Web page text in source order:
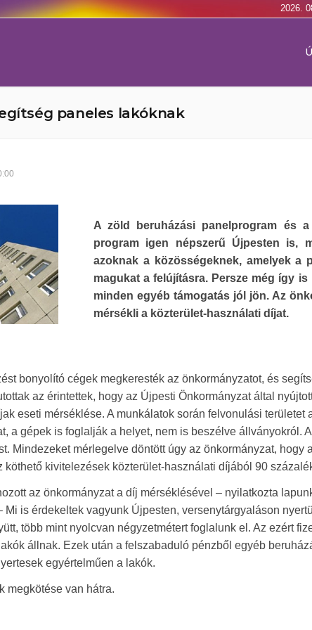
2026.
paneles lakóknak
A zöld beruházási panelprogram és
program igen népszerű Újpesten is,
azoknak a közösségeknek, amelyek a
magukat a felújításra. Persze még így
minden egyéb támogatás jól jön. Az
mérsékli a közterület-használati díjat.
bonyolító cégek megkeresték az önkormányzatot, és
az érintettek, hogy az Újpesti Önkormányzat által
eseti mérséklése. A munkálatok során felvonulási területet
a gépek is foglalják a helyet, nem is beszélve állványokról.
Mindezeket mérlegelve döntött úgy az önkormányzat, hogy
köthető kivitelezések közterület-használati díjából 90
az önkormányzat a díj mérséklésével – nyilatkozta
Mi is érdekeltek vagyunk Újpesten, versenytárgyaláson
több mint nyolcvan négyzetmétert foglalunk el. Az ezért
állnak. Ezek után a felszabaduló pénzből egyéb
egyértelműen a lakók.
megkötése van hátra.